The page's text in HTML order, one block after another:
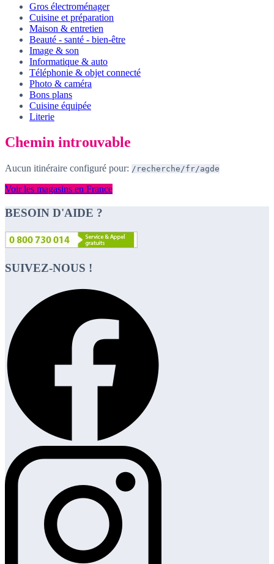
Gros électroménager
Cuisine et préparation
Maison & entretien
Beauté - santé - bien-être
Image & son
Informatique & auto
Téléphonie & objet connecté
Photo & caméra
Bons plans
Cuisine équipée
Literie
Chemin introuvable
Aucun itinéraire configuré pour: /recherche/fr/agde
Voir les magasins en France
BESOIN D'AIDE ?
SUIVEZ-NOUS !